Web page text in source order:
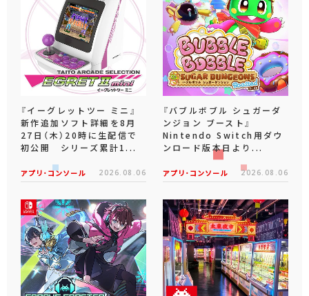
『イーグレットツー ミニ』
新作追加ソフト詳細を8月
27日（木）20時に生配信で
初公開 シリーズ累計1...
アプリ･コンソール 2026.08.06
『バブルボブル シュガーダ
ンジョン ブースト』
Nintendo Switch用ダウ
ンロード版本日より...
アプリ･コンソール 2026.08.06